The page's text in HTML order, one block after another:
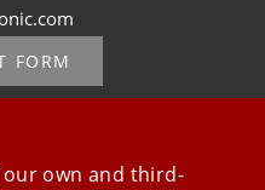
FORM
our own and third-